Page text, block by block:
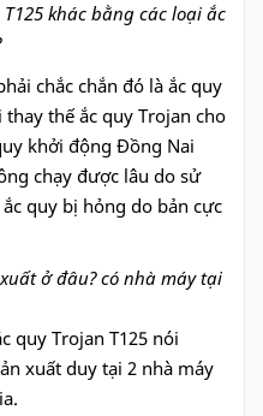
khác bằng các loại ắc
chắc chắn đó là ắc quy
thế ắc quy Trojan cho
khởi động Đồng Nai
chạy được lâu do sử
quy bị hỏng do bản cực
ở đâu? có nhà máy tại
quy Trojan T125 nói
xuất duy tại 2 nhà máy